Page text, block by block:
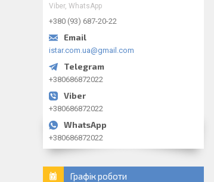
Viber, WhatsApp
+380 (93) 687-20-22
istar.com.ua@gmail.com
+380686872022
+380686872022
+380686872022
Графік роботи